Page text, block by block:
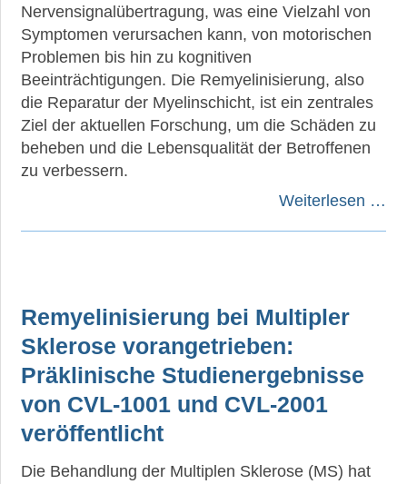
Nervensignalübertragung, was eine Vielzahl von
Symptomen verursachen kann, von motorischen
Problemen bis hin zu kognitiven
Beeinträchtigungen. Die Remyelinisierung, also
die Reparatur der Myelinschicht, ist ein zentrales
Ziel der aktuellen Forschung, um die Schäden zu
beheben und die Lebensqualität der Betroffenen
zu verbessern.
Weiterlesen …
Remyelinisierung bei Multipler
Sklerose vorangetrieben:
Präklinische Studienergebnisse
von CVL-1001 und CVL-2001
veröffentlicht
Die Behandlung der Multiplen Sklerose (MS) hat